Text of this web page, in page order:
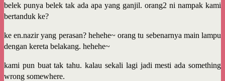
belek punya belek tak ada apa yang ganjil. orang2 ni nampak kami
bertanduk ke?
ke en.nazir yang perasan? hehehe~ orang tu sebenarnya main lampu
dengan kereta belakang. hehehe~
kami pun buat tak tahu. kalau sekali lagi jadi mesti ada something
wrong somewhere.